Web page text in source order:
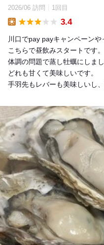
2026/06 訪問 1回目
3.4
川口でpay payキャンペーンや
こちらで昼飲みスタートです。
体調の問題で蒸し牡蠣にしまし
どれも甘くて美味しいです。
手羽先もレバーも美味しいし